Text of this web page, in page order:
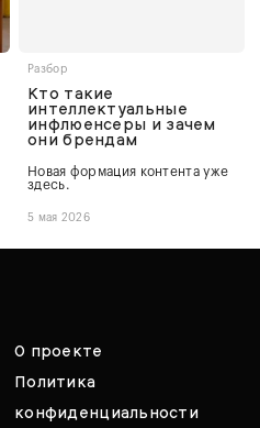
Разбор
Кто такие
интеллектуальные
инфлюенсеры и зачем
они брендам
Новая формация контента уже
здесь.
5 мая 2026
О проекте
Политика
конфиденциальности